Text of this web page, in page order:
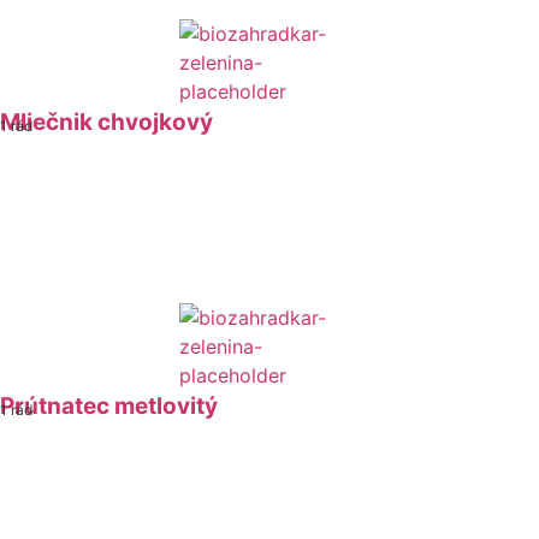
Mliečnik chvojkový
1 rád
Prútnatec metlovitý
1 rád